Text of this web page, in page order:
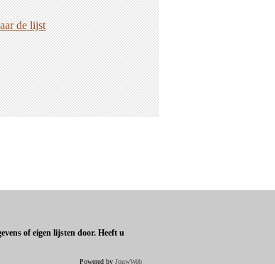
de lijst
of eigen lijsten door. Heeft u
Powered by JouwWeb